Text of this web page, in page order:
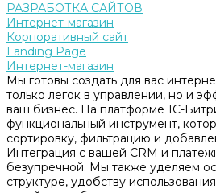
РАЗРАБОТКА САЙТОВ
Интернет-магазин
Корпоративный сайт
Landing Page
Интернет-магазин
Мы готовы создать для вас
только легок в управлении, но и
ваш бизнес. На платформе 1С-
функциональный инструмент,
сортировку, фильтрацию и
Интеграция с вашей CRM и
безупречной. Мы также уделяем
структуре, удобству